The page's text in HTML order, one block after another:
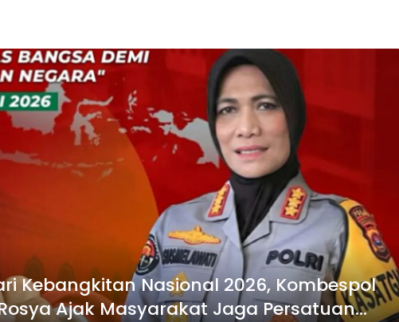
Kebangkitan Nasional 2026, Kombespol
Ajak Masyarakat Jaga Persatuan